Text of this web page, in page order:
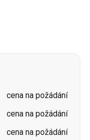
cena na požádání
cena na požádání
cena na požádání